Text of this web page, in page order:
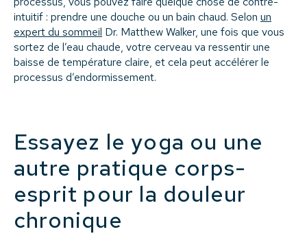
intuitif : prendre une douche ou un bain chaud. Selon un
expert du sommeil Dr. Matthew Walker, une fois que vous
sortez de l’eau chaude, votre cerveau va ressentir une
baisse de température claire, et cela peut accélérer le
processus d’endormissement.
Essayez le yoga ou une
autre pratique corps-
esprit pour la douleur
chronique